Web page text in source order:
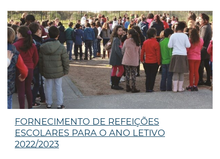
FORNECIMENTO DE REFEIÇÕES
ESCOLARES PARA O ANO LETIVO
2022/2023